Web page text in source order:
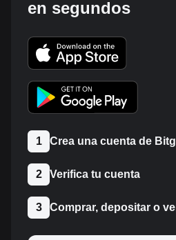
en segundos
1 Crea una cuenta de
2 Verifica tu cuenta
3 Comprar, depositar o